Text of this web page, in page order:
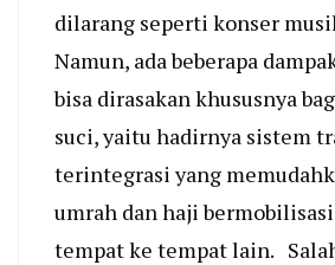
dilarang seperti konser
Namun, ada beberapa
bisa dirasakan khususnya
suci, yaitu hadirnya sistem
terintegrasi yang
umrah dan haji
tempat ke tempat lain.